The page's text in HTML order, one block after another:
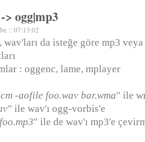
> ogg|mp3
:: 07:13:02
wav'ları da isteğe göre mp3
: oggenc, lame, mplayer
-aofile foo.wav bar.wma" ile
" ile wav'ı ogg-vorbis'e
" ile de wav'ı mp3'e